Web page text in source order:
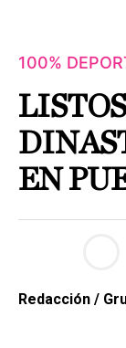
100%
EN
Redacción /